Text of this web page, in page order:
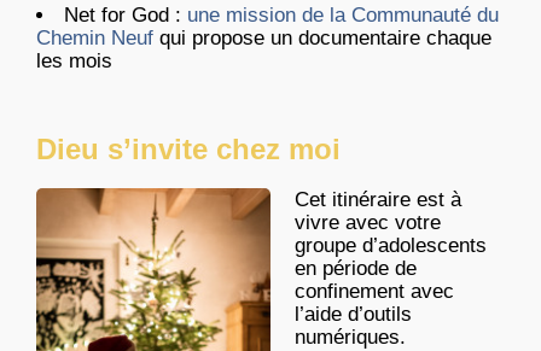
Net for God : une mission de la Communauté du
Chemin Neuf qui propose un documentaire chaque
les mois
Dieu s’invite chez moi
Cet itinéraire est à
vivre avec votre
groupe d’adolescents
en période de
confinement avec
l’aide d’outils
numériques.